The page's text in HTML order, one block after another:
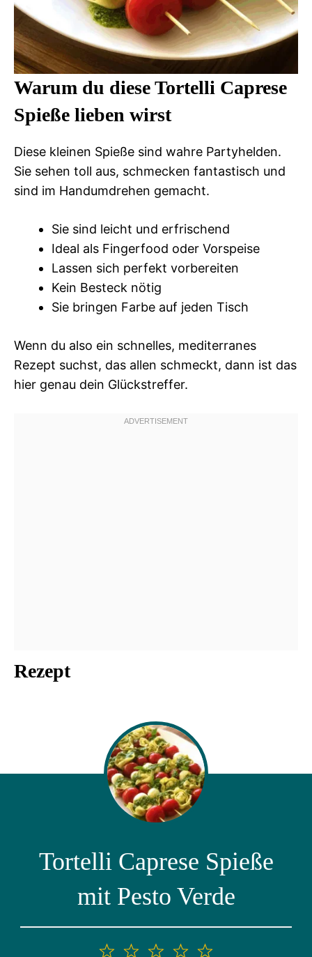
Warum du diese Tortelli Caprese
Spieße lieben wirst
Diese kleinen Spieße sind wahre Partyhelden.
Sie sehen toll aus, schmecken fantastisch und
sind im Handumdrehen gemacht.
Sie sind leicht und erfrischend
Ideal als Fingerfood oder Vorspeise
Lassen sich perfekt vorbereiten
Kein Besteck nötig
Sie bringen Farbe auf jeden Tisch
Wenn du also ein schnelles, mediterranes
Rezept suchst, das allen schmeckt, dann ist das
hier genau dein Glückstreffer.
Rezept
Tortelli Caprese Spieße
mit Pesto Verde
5
4
3
2
1